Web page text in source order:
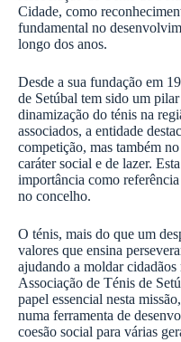
Cidade, como
fundamental no
longo dos anos.
Desde a sua fundação em
de Setúbal tem sido um
dinamização do ténis na
associados, a entidade
competição, mas também
caráter social e de lazer.
importância como
no concelho.
O ténis, mais do que um
valores que ensina
ajudando a moldar
Associação de Ténis de
papel essencial nesta
numa ferramenta de
coesão social para várias